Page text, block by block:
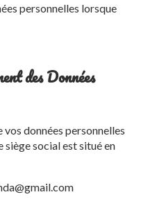
personnelles lorsque
des Données
données personnelles
siège social est situé en